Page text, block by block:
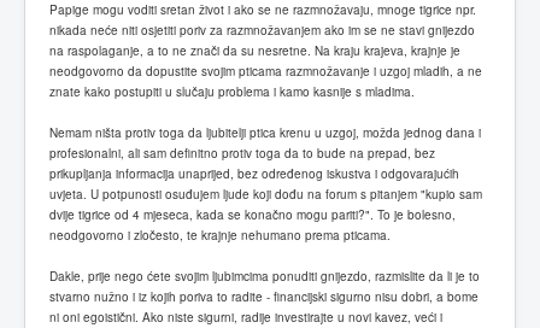
Papige mogu voditi sretan život i ako se ne razmnožavaju, mnoge tigrice npr.
nikada neće niti osjetiti poriv za razmnožavanjem ako im se ne stavi gnijezdo
na raspolaganje, a to ne znači da su nesretne. Na kraju krajeva, krajnje je
neodgovorno da dopustite svojim pticama razmnožavanje i uzgoj mladih, a ne
znate kako postupiti u slučaju problema i kamo kasnije s mladima.
Nemam ništa protiv toga da ljubitelji ptica krenu u uzgoj, možda jednog dana i
profesionalni, ali sam definitno protiv toga da to bude na prepad, bez
prikupljanja informacija unaprijed, bez određenog iskustva i odgovarajućih
uvjeta. U potpunosti osuđujem ljude koji dođu na forum s pitanjem "kupio sam
dvije tigrice od 4 mjeseca, kada se konačno mogu pariti?". To je bolesno,
neodgovorno i zločesto, te krajnje nehumano prema pticama.
Dakle, prije nego ćete svojim ljubimcima ponuditi gnijezdo, razmislite da li je to
stvarno nužno i iz kojih poriva to radite - financijski sigurno nisu dobri, a bome
ni oni egoistični. Ako niste sigurni, radije investirajte u novi kavez, veći i